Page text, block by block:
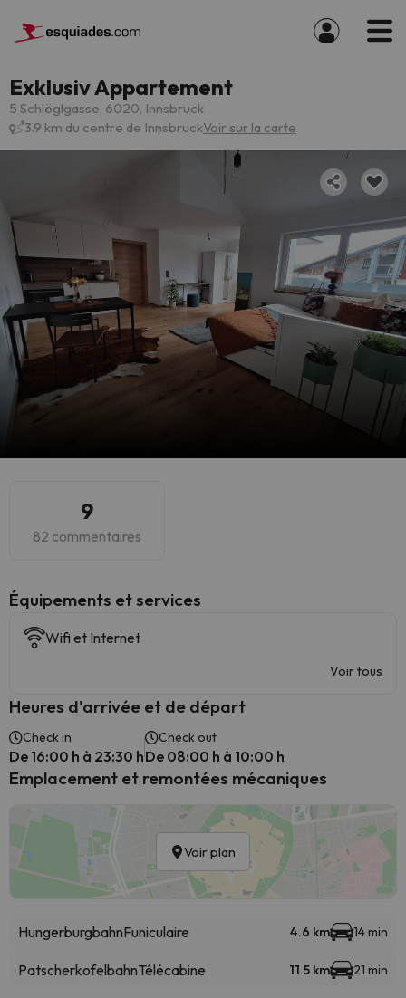
Exklusiv Appartement
5 Schlöglgasse, 6020, Innsbruck
3.9 km du centre de InnsbruckVoir sur la carte
9
82 commentaires
​Équipements et services
Wifi et Internet
Voir tous
Heures d'arrivée et de départ
Check in
De 16:00 h à 23:30 h
Check out
De 08:00 h à 10:00 h
Emplacement et remontées mécaniques
Voir plan
HungerburgbahnFuniculaire 4.6 km 14 min
PatscherkofelbahnTélécabine 11.5 km 21 min